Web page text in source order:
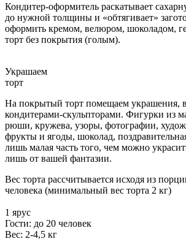
Кондитер-оформитель раскатывает
до нужной толщины и «обтягивает»
оформить кремом, велюром, шоколадом,
торт без покрытия (голым).
Украшаем
торт
На покрытый торт помещаем украшения,
кондитерами-скульпторами. Фигурки из
рюши, кружева, узоры, фотографии,
фрукты и ягоды, шоколад,
лишь малая часть того, чем можно
лишь от вашей фантазии.
Вес торта рассчитывается исходя из
человека (минимальный вес торта 2 кг)
1 ярус
Гости: до 20 человек
Вес: 2-4,5 кг